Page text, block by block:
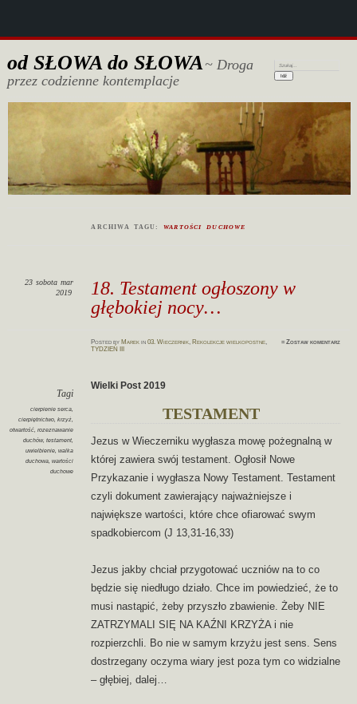
od SŁOWA do SŁOWA~ Droga
przez codzienne kontemplacje
Szukaj:
ARCHIWA TAGU: WARTOŚCI DUCHOWE
18. Testament ogłoszony w
głębokiej nocy…
23 sobota mar
2019
Postedby Marek in03. Wieczernik, Rekolekcje wielkopostne,
TYDZIEŃ III
≈Zostaw komentarz
Tagi
cierpienie serca,
cierpiętnictwo, krzyż,
otwartość, rozeznawanie
duchów, testament,
uwielbienie, walka
duchowa, wartości
duchowe
Wielki Post 2019
TESTAMENT
Jezus w Wieczerniku wygłasza mowę pożegnalną w
której zawiera swój testament. Ogłosił Nowe
Przykazanie i wygłasza Nowy Testament. Testament
czyli dokument zawierający najważniejsze i
największe wartości, które chce ofiarować swym
spadkobiercom (J 13,31-16,33)
Jezus jakby chciał przygotować uczniów na to co
będzie się niedługo działo. Chce im powiedzieć, że to
musi nastąpić, żeby przyszło zbawienie. Żeby NIE
ZATRZYMALI SIĘ NA KAŹNI KRZYŻA i nie
rozpierzchli. Bo nie w samym krzyżu jest sens. Sens
dostrzegany oczyma wiary jest poza tym co widzialne
– głębiej, dalej…